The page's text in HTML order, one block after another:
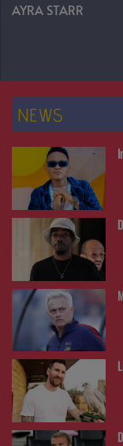
AYRA STARR
NEWS